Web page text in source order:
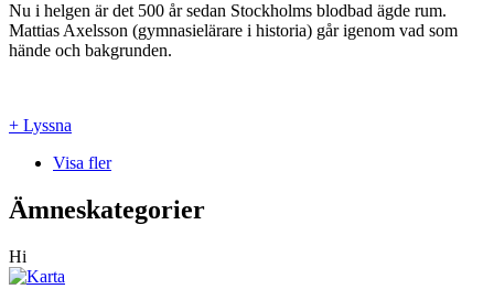
Nu i helgen är det 500 år sedan Stockholms blodbad ägde rum.
Mattias Axelsson (gymnasielärare i historia) går igenom vad som
hände och bakgrunden.
+ Lyssna
Visa fler
Ämneskategorier
Hi